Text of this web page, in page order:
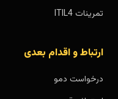
تمرینات ITIL4
ارتباط و اقدام بعدی
درخواست دمو